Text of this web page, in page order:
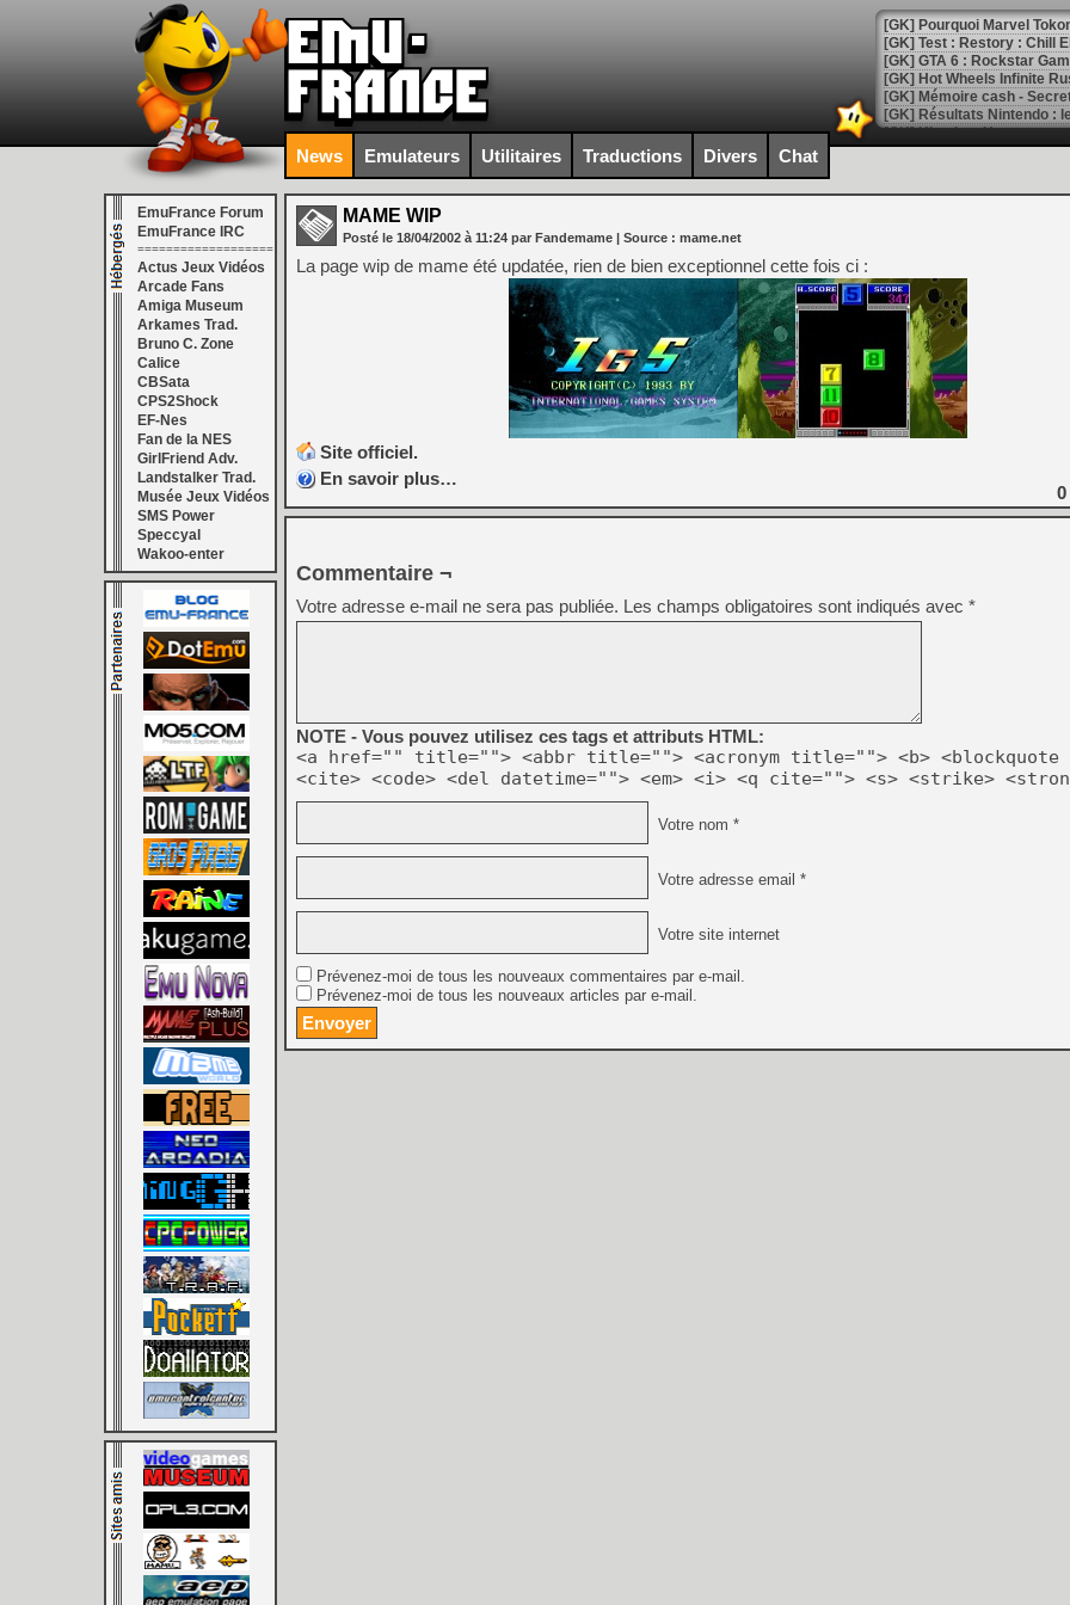
[GK] Pourquoi Marvel
[GK] Test : Restory : Chill
[GK] GTA 6 : Rockstar
[GK] Hot Wheels Infinite
[GK] Mémoire cash -
[GK] Résultats Nintendo :
[GK] Déjà des
[Mo5] Brickboy cherche à
[GK] Minecraft et ses «
[GK] Beast of
[GK] Ubisoft : fin de partie
[GK] Mémoire cash -
[GK] Dan Houser (GTA)
[GK] Comment EA Sports
[GK] Crimson Moon : un
[GK] Isle of Reveries : le
[GK] Moonlighter 2 : The
[GK] Capcom relance
[Mo5] Deux inédits du
[GK] Le beat'em up The
[GK] Endless Legend 2 :
[LS] [PS5] Le WebKit
[GK] Oubliez Crazy Taxi,
[LS] [Switch] NSZ 5.0.0
[GK] No More Room in
[GK] Un chatbot Atelier
[GK] Mémoire cash -
[GK] Nvidia : le prix des
[GK] Suikoden Star Leap
[Mo5] La mini borne
News Emulateurs Utilitaires Traductions Divers Chat
EmuFrance Forum
EmuFrance IRC
===================
Actus Jeux Vidéos
Arcade Fans
Amiga Museum
Arkames Trad.
Bruno C. Zone
Calice
CBSata
CPS2Shock
EF-Nes
Fan de la NES
GirlFriend Adv.
Landstalker Trad.
Musée Jeux Vidéos
SMS Power
Speccyal
Wakoo-enter
MAME WIP
Posté le 18/04/2002 à 11:24 par Fandemame | Source : mame.net
La page wip de mame été updatée, rien de bien exceptionnel cette fois ci :
Site officiel.
En savoir plus…
0
Commentaire ¬
Votre adresse e-mail ne sera pas publiée. Les champs obligatoires sont indiqués avec *
NOTE - Vous pouvez utilisez ces tags et attributs HTML:
<a href="" title=""> <abbr title=""> <acronym title=""> <b> <blockquote
<cite> <code> <del datetime=""> <em> <i> <q cite=""> <s> <strike>
Votre nom *
Votre adresse email *
Votre site internet
Prévenez-moi de tous les nouveaux commentaires par e-mail.
Prévenez-moi de tous les nouveaux articles par e-mail.